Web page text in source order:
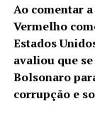
Ao comentar
Vermelho
Estados
avaliou que
Bolsonaro
corrupção e